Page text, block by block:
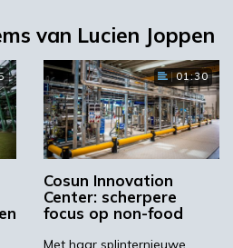
van Lucien Joppen
01:30
Cosun Innovation
Center: scherpere
focus op non-food